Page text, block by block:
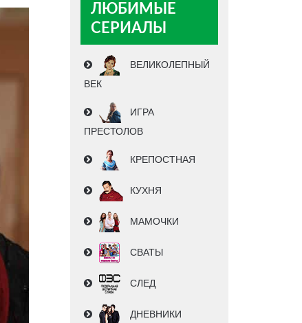
ЛЮБИМЫЕ
СЕРИАЛЫ
ВЕЛИКОЛЕПНЫЙ
ВЕК
ИГРА
ПРЕСТОЛОВ
КРЕПОСТНАЯ
КУХНЯ
МАМОЧКИ
СВАТЫ
СЛЕД
ДНЕВНИКИ